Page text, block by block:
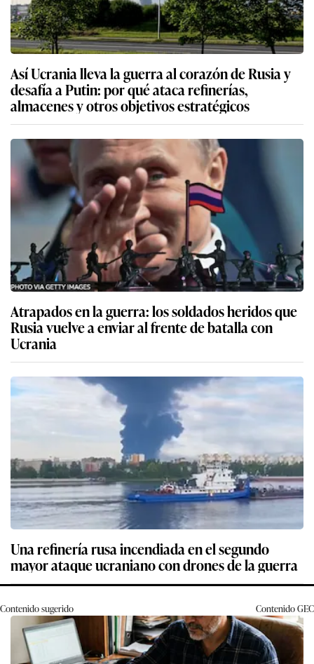
Así Ucrania lleva la guerra al corazón de Rusia y
desafía a Putin: por qué ataca refinerías,
almacenes y otros objetivos estratégicos
Atrapados en la guerra: los soldados heridos que
Rusia vuelve a enviar al frente de batalla con
Ucrania
Una refinería rusa incendiada en el segundo
mayor ataque ucraniano con drones de la guerra
Contenido sugerido ContenidoGEC